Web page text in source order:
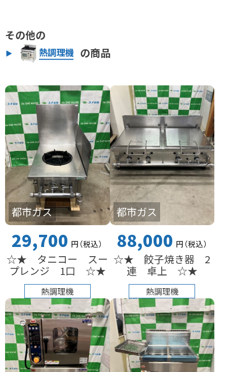
その他の
熱調理機 の商品
都市ガス
29,700 円（税込）
☆★ タニコー スー
プレンジ 1口 ☆★
熱調理機
都市ガス
88,000 円（税込）
☆★ 餃子焼き器 2
連 卓上 ☆★
熱調理機